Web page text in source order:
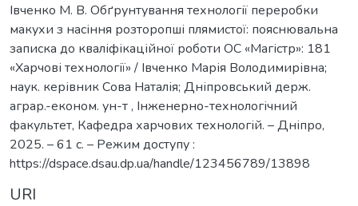
Івченко М. В. Обґрунтування технології переробки
макухи з насіння розторопші плямистої: пояснювальна
записка до кваліфікаційної роботи ОС «Магістр»: 181
«Харчові технології» / Івченко Марія Володимирівна;
наук. керівник Сова Наталія; Дніпровський держ.
аграр.-економ. ун-т , Інженерно-технологічний
факультет, Кафедра харчових технологій. – Дніпро,
2025. – 61 с. – Режим доступу :
https://dspace.dsau.dp.ua/handle/123456789/13898
URI